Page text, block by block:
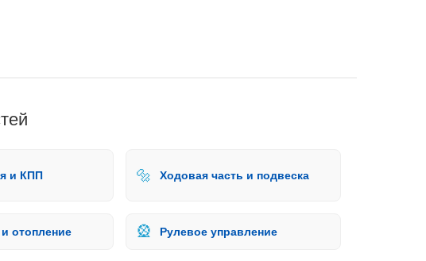
и КПП 🔩 Ходовая часть и подвеска
отопление 🎡 Рулевое управление